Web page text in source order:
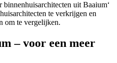
uit Baaium‘
te verkrijgen en
om te vergelijken.
– voor een meer